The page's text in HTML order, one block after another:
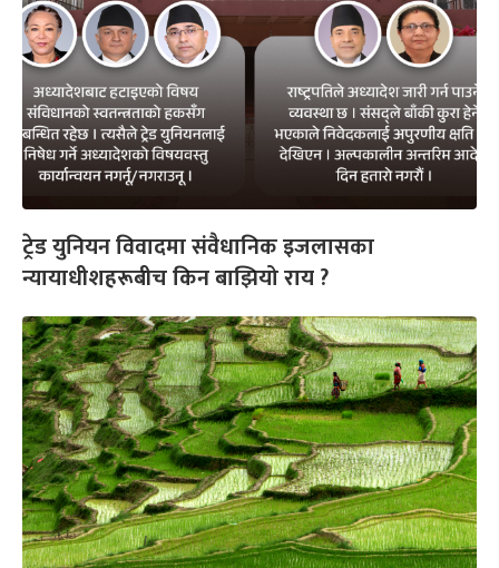
ट्रेड युनियन विवादमा संवैधानिक इजलासका
न्यायाधीशहरूबीच किन बाझियो राय ?